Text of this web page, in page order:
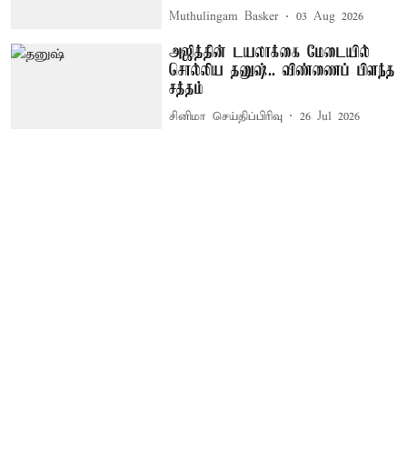
Muthulingam Basker 03 Aug 2026
அஜித்தின் டயலாக்கை மேடையில்
சொல்லிய தனுஷ்.. விண்ணைப் பிளந்த
சத்தம்
சினிமா செய்திப்பிரிவு 26 Jul 2026